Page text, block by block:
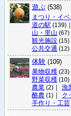
遊ぶ (538)
まつり・イベ
道の駅 (139) ｜
山・里山 (67)
観光施設 (15)
公共交通 (12)
体験 (109)
果物収穫 (23)
野菜収穫 (10)
農業 (2) ｜ 漁
酪農 (1) ｜ ク
手作り・工芸